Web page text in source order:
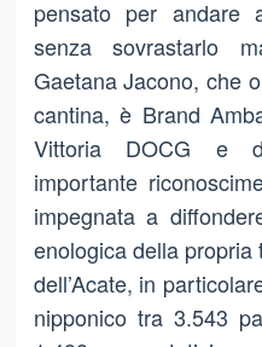
pensato per
senza sovrastarlo
Gaetana Jacono, che
cantina, è Brand
Vittoria DOCG e
importante
impegnata a
enologica della
dell’Acate, in
nipponico tra 3.543